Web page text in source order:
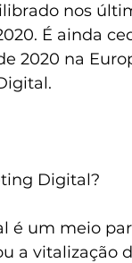
nos
É ainda
2020 na
Digital?
é um meio
a vitalização